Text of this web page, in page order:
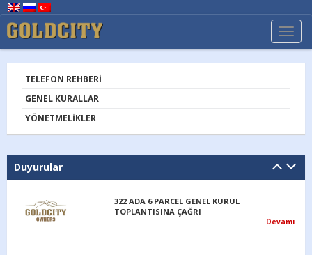
TELEFON REHBERI
GENEL KURALLAR
YÖNETMELIKLER
Duyurular
322 ADA 6 PARCEL GENEL KURUL
TOPLANTISINA ÇAĞRI
Devamı